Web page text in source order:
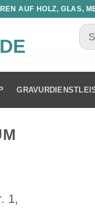
AUF HOLZ, GLAS,
1,